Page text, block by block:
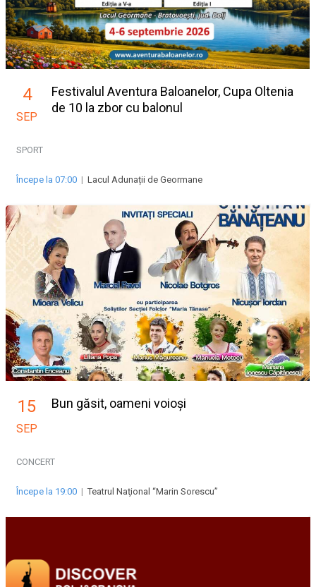
4
SEP
Festivalul Aventura Baloanelor, Cupa Oltenia
de 10 la zbor cu balonul
SPORT
Începe la 07:00 | Lacul Adunații de Geormane
15
SEP
Bun găsit, oameni voioși
CONCERT
Începe la 19:00 |Teatrul Naţional “Marin Sorescu”